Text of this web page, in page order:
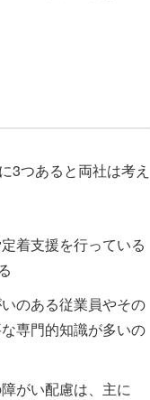
3つあると両社は考え
着支援を行っている
のある従業員やその
専門的知識が多いの
がい配慮は、主に